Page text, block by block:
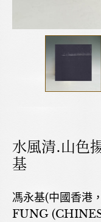
水風清.山色
基
馮永基(中國香港
FUNG